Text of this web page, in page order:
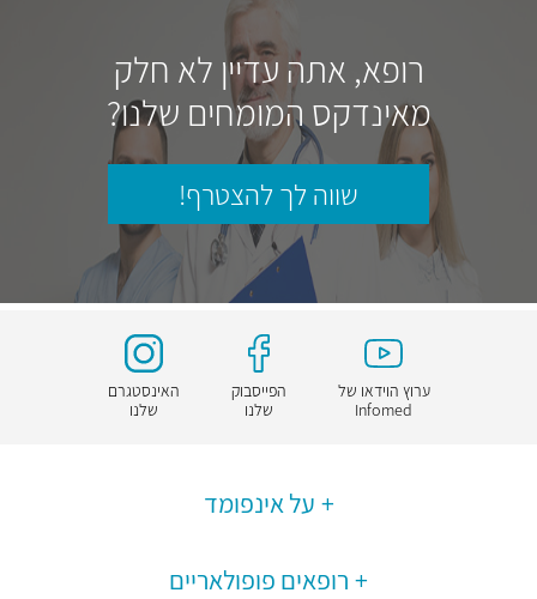
רופא, אתה עדיין לא חלק
מאינדקס המומחים שלנו?
שווה לך להצטרף!
ערוץ הוידאו של
Infomed
הפייסבוק
שלנו
האינסטגרם
שלנו
על אינפומד
רופאים פופולאריים